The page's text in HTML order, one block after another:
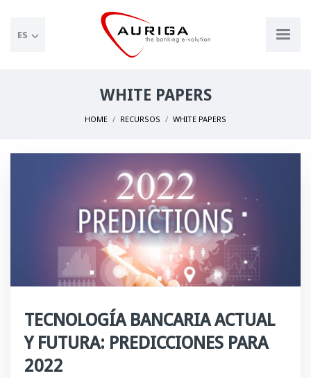
ES
WHITE PAPERS
HOME RECURSOS WHITE PAPERS
TECNOLOGÍA BANCARIA ACTUAL
Y FUTURA: PREDICCIONES PARA
2022